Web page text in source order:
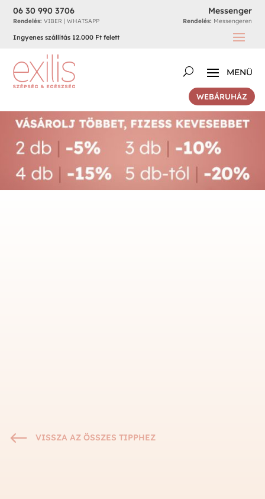
06 30 990 3706
Rendelés: VIBER | WHATSAPP
Messenger
Rendelés: Messengeren
Ingyenes szállítás 12.000 Ft felett
WEBÁRUHÁZ
# VISSZA AZ ÖSSZES TIPPHEZ